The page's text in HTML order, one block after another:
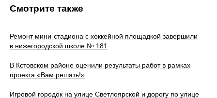
Смотрите также
Ремонт мини-стадиона с хоккейной площадкой завершили
в нижегородской школе № 181
В Кстовском районе оценили результаты работ в рамках
проекта «Вам решать!»
Игровой городок на улице Светлоярской и дорогу по улице